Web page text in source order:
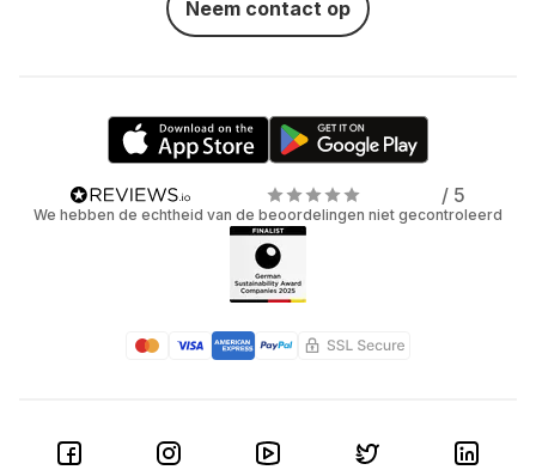
Neem contact op
/ 5
We hebben de echtheid van de beoordelingen niet gecontroleerd